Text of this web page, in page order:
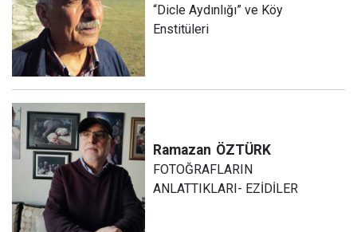
“Dicle Aydınlığı” ve Köy
Enstitüleri
Ramazan ÖZTÜRK
FOTOĞRAFLARIN
ANLATTIKLARI- EZİDİLER